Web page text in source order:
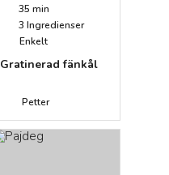
35 min
3 Ingredienser
Enkelt
Gratinerad fänkål
Petter